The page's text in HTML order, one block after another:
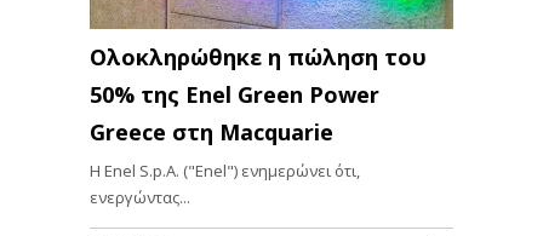
Ολοκληρώθηκε η πώληση του
50% της Enel Green Power
Greece στη Macquarie
Η Enel S.p.A. ("Enel") ενημερώνει ότι,
ενεργώντας...